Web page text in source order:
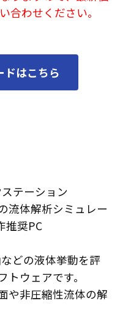
合わせください。
ドはこちら
ステーション
流体解析シミュレー
推奨PC
どの液体挙動を評
ウェアです。
や非圧縮性流体の解